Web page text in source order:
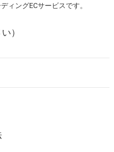
ィングECサービスです。
）